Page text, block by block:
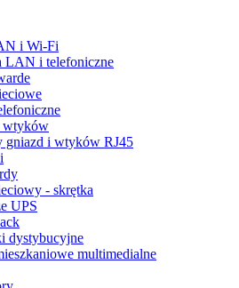
i Wi-Fi
LAN i telefoniczne
wtyków
gniazd i wtyków RJ45
- skrętka
UPS
dystybucyjne
multimedialne